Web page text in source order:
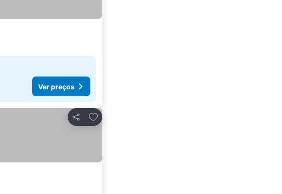
Ver preços
Partilhar
Adicionar aos favoritos